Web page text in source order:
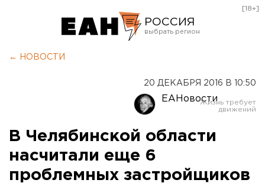
РОССИЯ
Оренбург
[18+]
← НОВОСТИ
20 ДЕКАБРЯ 2016 В 10:50
ЕАНовости
В Челябинской области
насчитали еще 6
проблемных застройщиков